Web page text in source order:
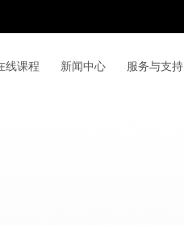
线课程 新闻中心 服务与支持